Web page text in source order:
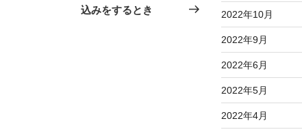
稿
込みをするとき
2022年10月
2022年9月
2022年6月
2022年5月
2022年4月